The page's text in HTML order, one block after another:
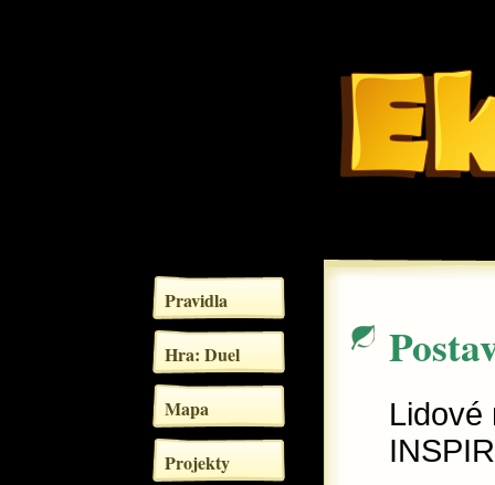
Pravidla
Hra: Duel
Mapa
Projekty
Lidové